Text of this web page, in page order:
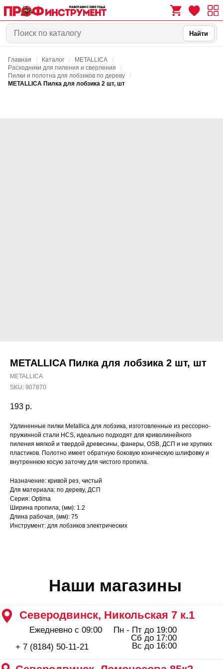
0
Найти
Главная / Каталог / METALLICA
/
Расходники для пиления и сверления
/
Пилки и полотна для лобзиков по дереву
/
METALLICA Пилка для лобзика 2 шт, шт
METALLICA Пилка для лобзика 2 шт, шт
METALLICA
SKU: 907870
193 р.
Удлиненные пилки Metallica для лобзика, изготовленные из рессорно-
пружинной стали HCS, идеально подходят для криволинейного
пиления мягкой и твердой древесины, фанеры, OSB, ДСП и не хрупких
пластиков. Полотно имеет обратную боковую коническую шлифовку и
внутреннюю косую заточку для чистого пропила.
Назначение: кривой рез, чистый
Для материала: по дереву, ДСП
Серия: Optima
Ширина пропила, (мм): 1.2
Длина рабочая, (мм): 75
Инструмент: для лобзиков электрических
Архангельск, Урицкого 50 к.1
Северодвинск, Ломоносова 85к2
Северодвинск, Никольская 7 к.1
Ежедневно с 09:00
Пн - Пт до 19:00
Сб до 17:00
Вс до 16:00
Пн - Пт 09:00 - 19:00
Сб - Вс 10:00 - 18:00
Пн - Пт 09:00 - 19:00
+ 7 (8184) 50-11-21
+ 7 (911) 562-83-03